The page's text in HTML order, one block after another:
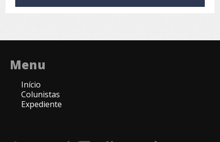
Menu
Início
Colunistas
Expediente